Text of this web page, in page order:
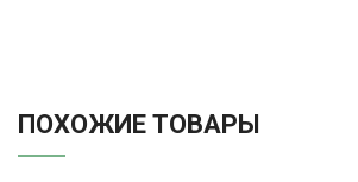
ПОХОЖИЕ ТОВАРЫ